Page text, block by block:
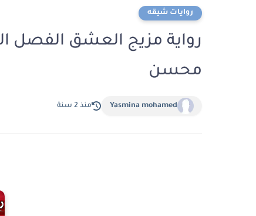
روايات شيقه
محسن
Yasmina mohamed منذ 2 سنة